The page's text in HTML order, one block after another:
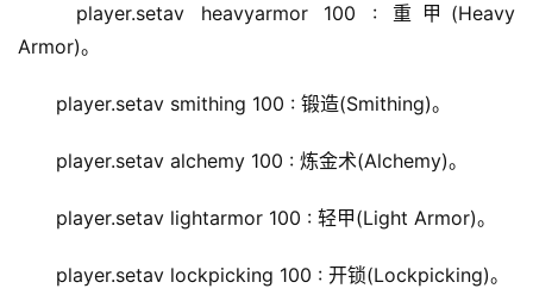
player.setav heavyarmor 100 : 重甲(Heavy
Armor)。
player.setav smithing 100 : 锻造(Smithing)。
player.setav alchemy 100 : 炼金术(Alchemy)。
player.setav lightarmor 100 : 轻甲(Light Armor)。
player.setav lockpicking 100 : 开锁(Lockpicking)。